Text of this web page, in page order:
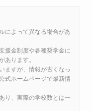
によって異なる場合があ
援金制度や各種奨学金に
あります。
ますが、情報が古くなっ
式ホームページで最新情
り、実際の学校数とは一